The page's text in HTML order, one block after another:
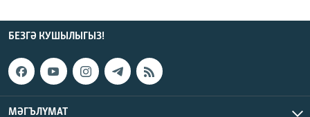
БЕЗГӘ КУШЫЛЫГЫЗ!
МӘГЪЛҮМАТ